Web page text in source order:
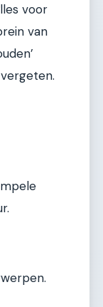
voor
van